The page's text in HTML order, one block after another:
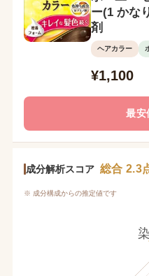
ー(1 かな
剤
ヘアカラー
¥1,100
最安
成分解析スコア 総合 2.3
※ 成分構成からの推定値です